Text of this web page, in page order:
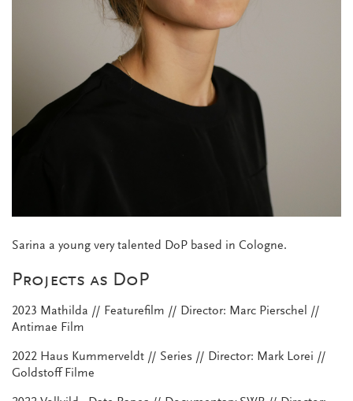
Sarina a young very talented DoP based in Cologne.
Projects as DoP
2023 Mathilda // Featurefilm // Director: Marc Pierschel //
Antimae Film
2022 Haus Kummerveldt // Series // Director: Mark Lorei //
Goldstoff Filme